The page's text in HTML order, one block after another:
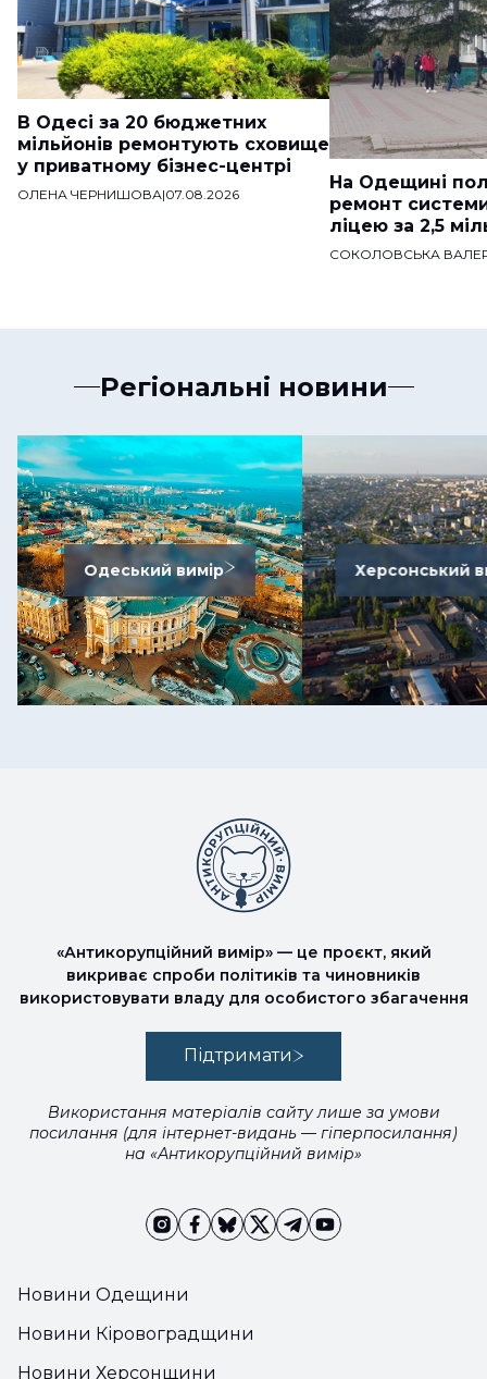
В Одесі за 20 бюджетних
мільйонів ремонтують сховище
у приватному бізнес-центрі
ОЛЕНА ЧЕРНИШОВА|07.08.2026
На Одещині
ремонт
ліцею за 2,5
СОКОЛОВСЬКА
Регіональні новини
Одеський вимір Херсонський
Новини Одещини
Новини Кіровоградщини
Новини Херсонщини
«Антикорупційний вимір» — це проєкт, який
викриває спроби політиків та чиновників
використовувати владу для особистого збагачення
Підтримати
Використання матеріалів сайту лише за умови
посилання (для інтернет-видань — гіперпосилання)
на «Антикорупційний вимір»